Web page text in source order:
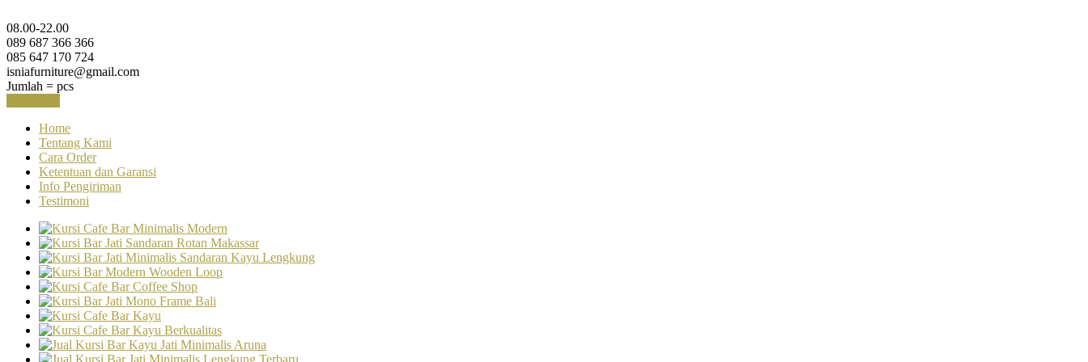
08.00-22.00
089 687 366 366
085 647 170 724
isniafurniture@gmail.com
Jumlah = pcs
Home
Tentang Kami
Cara Order
Ketentuan dan Garansi
Info Pengiriman
Testimoni